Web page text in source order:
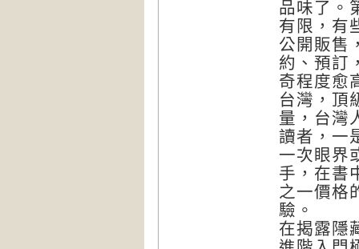
品味了。
有限，有
公開販售
約、預訂
奇程度愈
台灣，頂
量，台灣
讀者，一
一次眼界
手，在書
之一價格
驗。
在揭露隱